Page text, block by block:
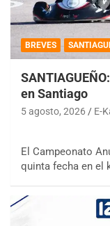
BREVES
en Santiago
5 agosto, 2026 E-
El Campeonato
quinta fecha en el